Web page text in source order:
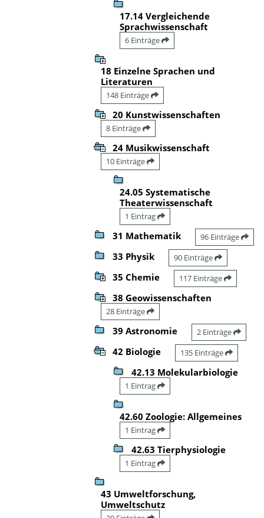
17.14 Vergleichende
Sprachwissenschaft
6 Einträge
18 Einzelne Sprachen und
Literaturen
148 Einträge
20 Kunstwissenschaften
8 Einträge
24 Musikwissenschaft
10 Einträge
24.05 Systematische
Theaterwissenschaft
1 Eintrag
31 Mathematik 96 Einträge
33 Physik 90 Einträge
35 Chemie 117 Einträge
38 Geowissenschaften
28 Einträge
39 Astronomie 2 Einträge
42 Biologie 135 Einträge
42.13 Molekularbiologie
1 Eintrag
42.60 Zoologie: Allgemeines
1 Eintrag
42.63 Tierphysiologie
1 Eintrag
43 Umweltforschung,
Umweltschutz